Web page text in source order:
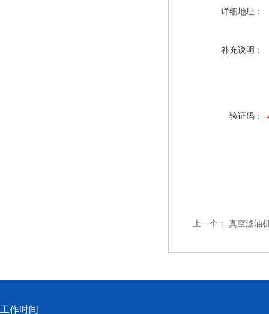
详细地址：
补充说明：
验证码：
上一个： 真空滤油
工作时间